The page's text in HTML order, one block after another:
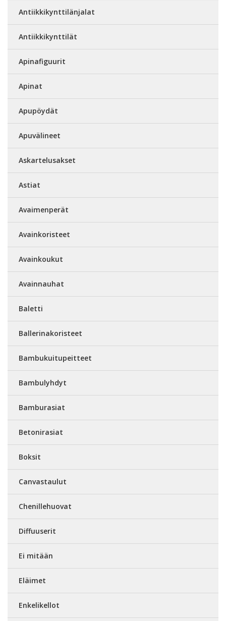
Antiikkikynttilänjalat
Antiikkikynttilät
Apinafiguurit
Apinat
Apupöydät
Apuvälineet
Askartelusakset
Astiat
Avaimenperät
Avainkoristeet
Avainkoukut
Avainnauhat
Baletti
Ballerinakoristeet
Bambukuitupeitteet
Bambulyhdyt
Bamburasiat
Betonirasiat
Boksit
Canvastaulut
Chenillehuovat
Diffuuserit
Ei mitään
Eläimet
Enkelikellot